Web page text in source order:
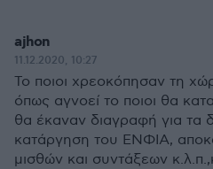
ajhon
11.12.2020, 10:27
To ποιοι χρεοκόπησαν τη
όπως αγνοεί το ποιοι θα
θα έκαναν διαγραφή για τα
κατάργηση του ΕΝΦΙΑ,
μισθών και συντάξεων